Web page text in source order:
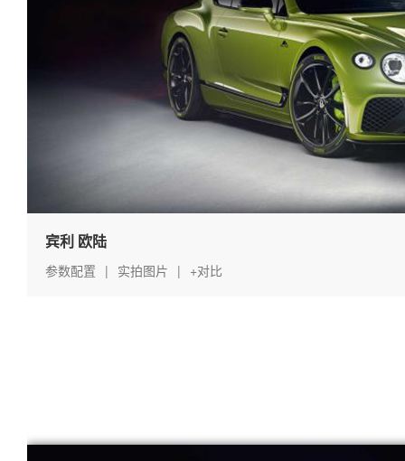
宾利 欧陆
参数配置 | 实拍图片 | +对比